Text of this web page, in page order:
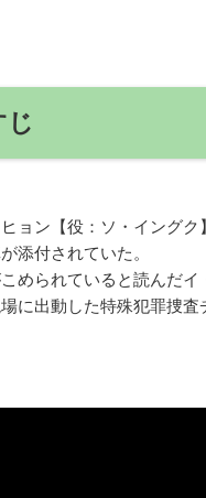
ョン【役：ソ・イング
添付されていた。
められていると読んだイ
に出動した特殊犯罪捜